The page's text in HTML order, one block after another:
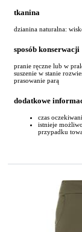
tkanina
dzianina naturalna:
sposób konserwacji
pranie ręczne lub w
suszenie w stanie
prasowanie parą
dodatkowe
czas
istnieje
przypadku